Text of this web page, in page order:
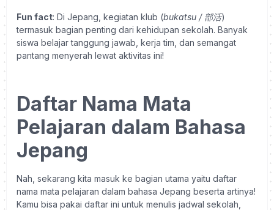
Fun fact: Di Jepang, kegiatan klub (bukatsu / 部活)
termasuk bagian penting dari kehidupan sekolah. Banyak
siswa belajar tanggung jawab, kerja tim, dan semangat
pantang menyerah lewat aktivitas ini!
Daftar Nama Mata
Pelajaran dalam Bahasa
Jepang
Nah, sekarang kita masuk ke bagian utama yaitu daftar
nama mata pelajaran dalam bahasa Jepang beserta artinya!
Kamu bisa pakai daftar ini untuk menulis jadwal sekolah,